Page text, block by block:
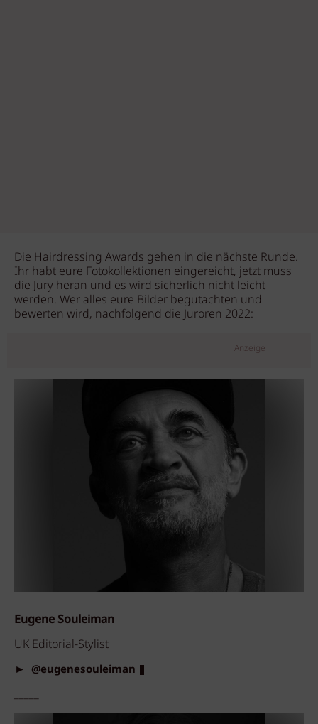
Die Hairdressing Awards gehen in die nächste Runde.
Ihr habt eure Fotokollektionen eingereicht, jetzt muss
die Jury heran und es wird sicherlich nicht leicht
werden. Wer alles eure Bilder begutachten und
bewerten wird, nachfolgend die Juroren 2022:
Anzeige
Eugene Souleiman
UK Editorial-Stylist
► @eugenesouleiman
_____